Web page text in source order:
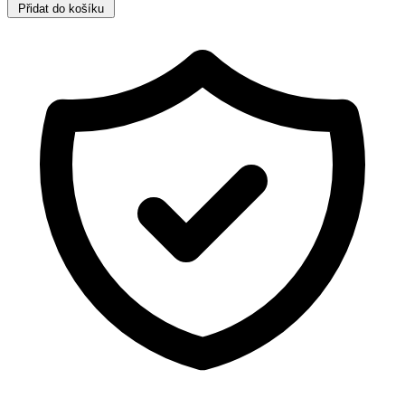
Přidat do košíku